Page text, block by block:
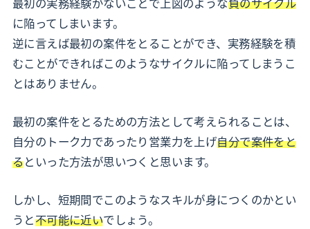
に陥ってしまいます。
逆に言えば最初の案件をとることができ、実務経験を積
むことができればこのようなサイクルに陥ってしまうこ
とはありません。
最初の案件をとるための方法として考えられることは、
自分のトーク力であったり営業力を上げ自分で案件をと
るといった方法が思いつくと思います。
しかし、短期間でこのようなスキルが身につくのかとい
うと不可能に近いでしょう。